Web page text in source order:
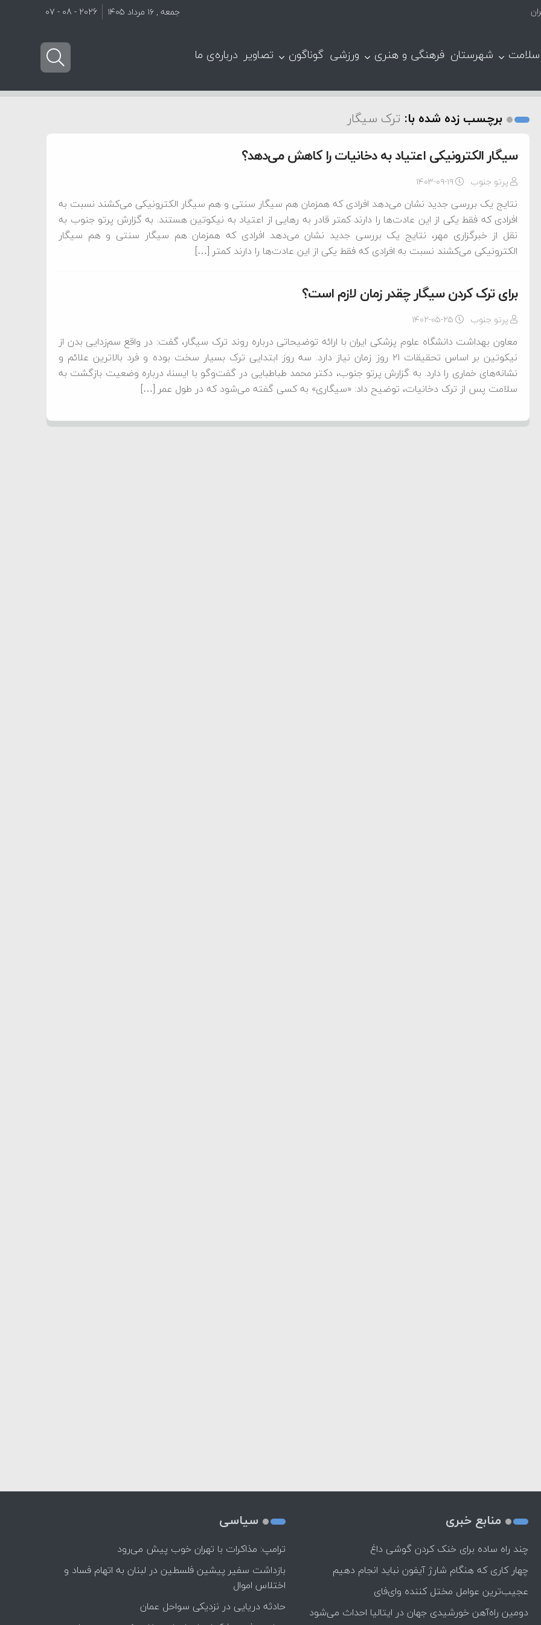
جمعه , ۱۶ مرداد ۱۴۰۵ 2026 - 08 - 07
شهرستان فرهنگی و هنری ورزشی گوناگون تصاویر درباره‌ی ما
برچسب زده شده با: ترک سیگار
سیگار الکترونیکی اعتیاد به دخانیات را کاهش می‌دهد؟
پرتو جنوب ۱۴۰۳-۰۹-۱۹
نتایج یک بررسی جدید نشان می‌دهد افرادی که همزمان هم سیگار سنتی و هم سیگار الکترونیکی می‌کشند نسبت به
افرادی که فقط یکی از این عادت‌ها را دارند کمتر قادر به رهایی از اعتیاد به نیکوتین هستند. به گزارش پرتو جنوب به
نقل از خبرگزاری مهر، نتایج یک بررسی جدید نشان می‌دهد افرادی که همزمان هم سیگار سنتی و هم سیگار
الکترونیکی می‌کشند نسبت به افرادی که فقط یکی از این عادت‌ها را دارند کمتر […]
برای ترک کردن سیگار چقدر زمان لازم است؟
پرتو جنوب ۱۴۰۲-۰۵-۲۵
معاون بهداشت دانشگاه علوم پزشکی ایران با ارائه توضیحاتی درباره روند ترک سیگار، گفت: در واقع سم‌زدایی بدن از
نیکوتین بر اساس تحقیقات ۲۱ روز زمان نیاز دارد. سه روز ابتدایی ترک بسیار سخت بوده و فرد بالاترین علائم و
نشانه‌های خماری را دارد. به گزارش پرتو جنوب، دکتر محمد طباطبایی در گفت‌وگو با ایسنا، درباره وضعیت بازگشت به
سلامت پس از ترک دخانیات، توضیح داد: «سیگاری» به کسی گفته می‌شود که در طول عمر […]
فساد و اختلاس اموال
واهی و کذب محض
نشده است
علیه ایران است
با آمریکا
دیوانگی آمریکا داریم
و متوقف شدند
حماس شد
منابع خبری
چند راه‌ ساده برای خنک کردن گوشی داغ
چهار کاری که هنگام شارژ آیفون نباید انجام دهیم
عجیب‌ترین عوامل مختل کننده وای‌فای
دومین راه‌آهن خورشیدی جهان در ایتالیا احداث می‌شود
سیاسی
ترامپ: مذاکرات با تهران خوب پیش می‌رود
بازداشت سفیر پیشین فلسطین در لبنان به اتهام فساد و
اختلاس اموال
حادثه دریایی در نزدیکی سواحل عمان